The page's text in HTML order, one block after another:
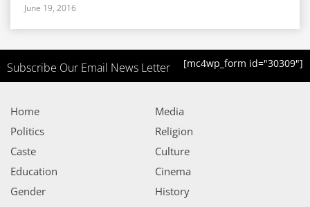
June 19, 2016
Subscribe Our Email News Letter [mc4wp_form id="30309"]
Home
Politics
Caste
Education
Gender
Media
Religion
Culture
Cinema
History